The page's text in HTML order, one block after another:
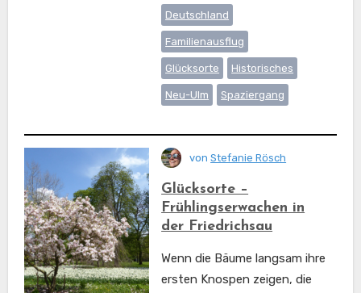
Deutschland
Familienausflug
Glücksorte Historisches
Neu-Ulm Spaziergang
Glücksorte –
Frühlingserwachen in
der Friedrichsau
vonStefanie Rösch
Wenn die Bäume langsam ihre
ersten Knospen zeigen, die